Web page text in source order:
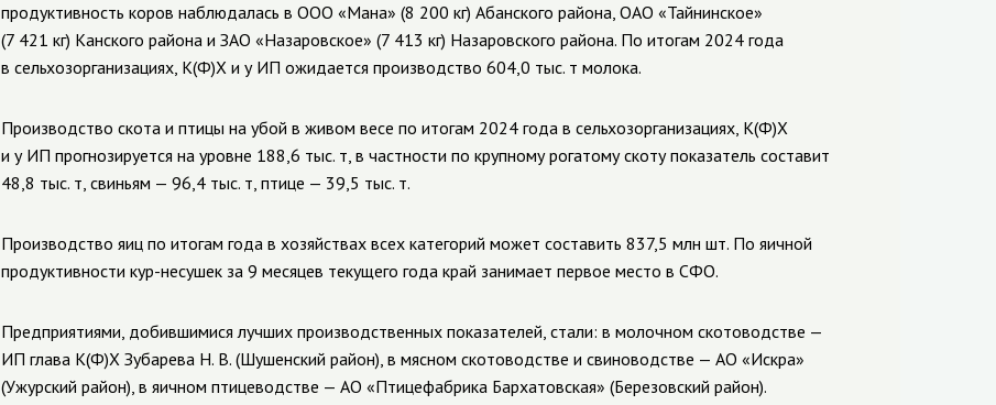
продуктивность коров наблюдалась в ООО «Мана» (8 200 кг) Абанского района, ОАО «Тайнинское»
(7 421 кг) Канского района и ЗАО «Назаровское» (7 413 кг) Назаровского района. По итогам 2024 года
в сельхозорганизациях, К(Ф)Х и у ИП ожидается производство 604,0 тыс. т молока.
Производство скота и птицы на убой в живом весе по итогам 2024 года в сельхозорганизациях, К(Ф)Х
и у ИП прогнозируется на уровне 188,6 тыс. т, в частности по крупному рогатому скоту показатель составит
48,8 тыс. т, свиньям — 96,4 тыс. т, птице — 39,5 тыс. т.
Производство яиц по итогам года в хозяйствах всех категорий может составить 837,5 млн шт. По яичной
продуктивности кур-несушек за 9 месяцев текущего года край занимает первое место в СФО.
Предприятиями, добившимися лучших производственных показателей, стали: в молочном скотоводстве —
ИП глава К(Ф)Х Зубарева Н. В. (Шушенский район), в мясном скотоводстве и свиноводстве — АО «Искра»
(Ужурский район), в яичном птицеводстве — АО «Птицефабрика Бархатовская» (Березовский район).